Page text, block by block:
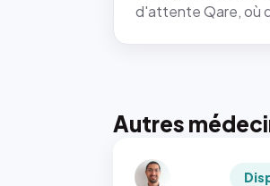
d'attente Qare, où
Autres